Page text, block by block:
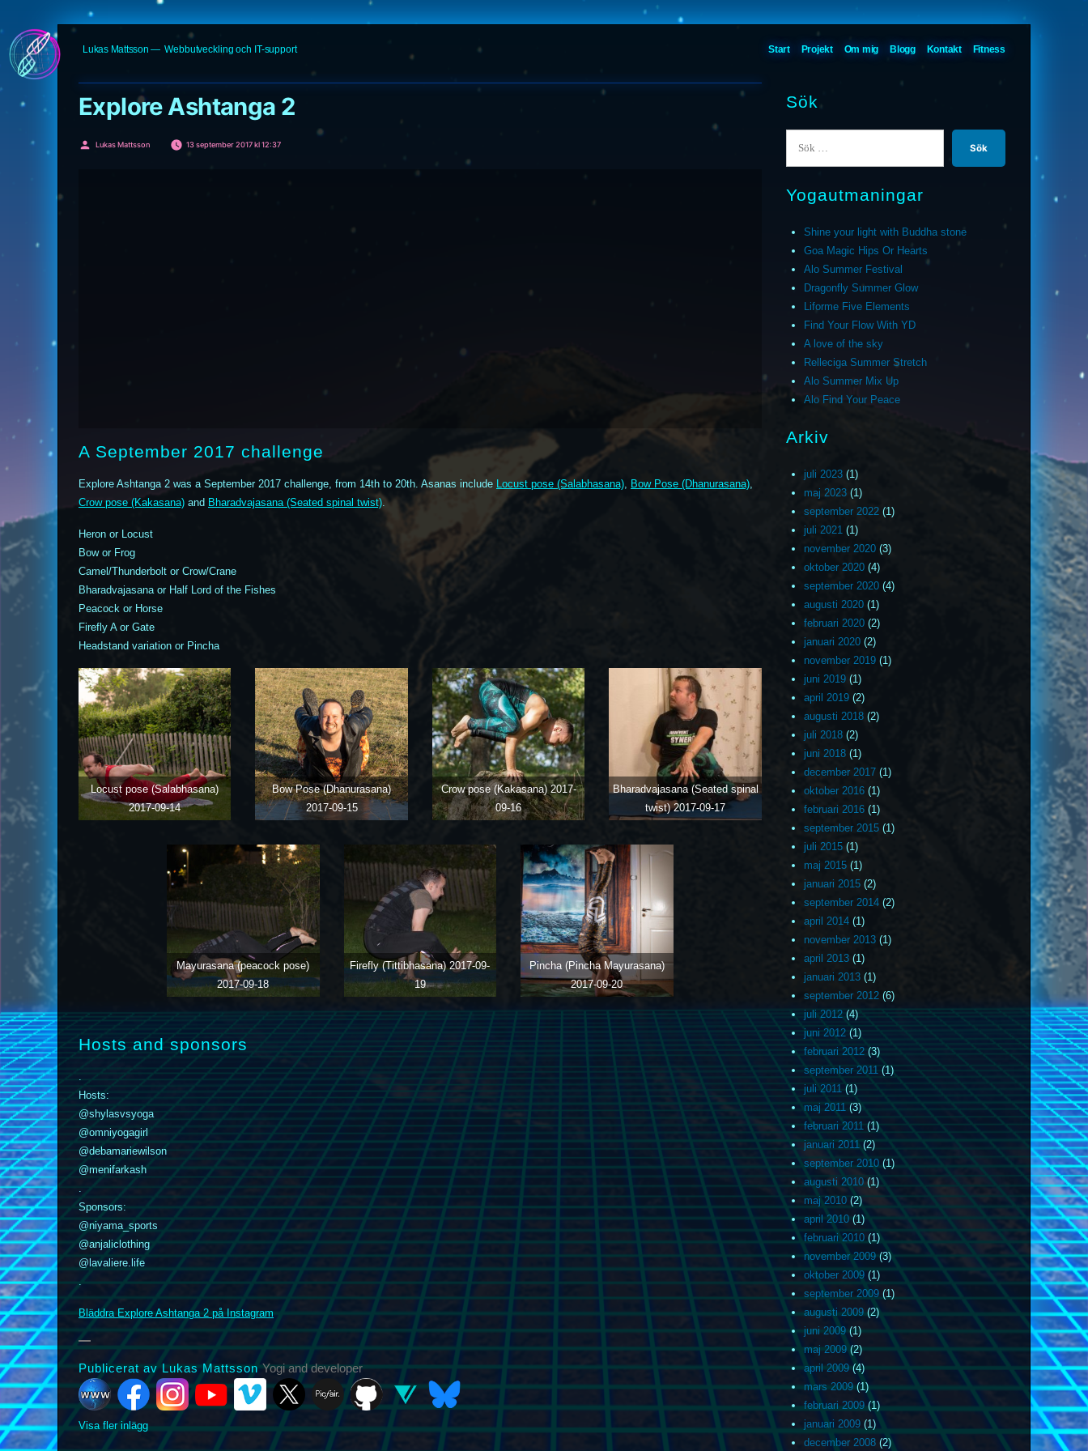
Hoppa
till
Lukas Mattsson Webbutveckling och IT-support Start Projekt Om mig Blogg Kontakt Fitness
Explore Ashtanga 2
Publicerat
Lukas Mattsson 13 september 2017 kl 12:37
A September 2017 challenge
Explore Ashtanga 2 was a September 2017 challenge, from 14th to 20th. Asanas include Locust pose (Salabhasana), Bow Pose (Dhanurasana),
Crow pose (Kakasana) and Bharadvajasana (Seated spinal twist).
Heron or Locust
Bow or Frog
Camel/Thunderbolt or Crow/Crane
Bharadvajasana or Half Lord of the Fishes
Peacock or Horse
Firefly A or Gate
Headstand variation or Pincha
Locust pose (Salabhasana)
2017-09-14
Bow Pose (Dhanurasana)
2017-09-15
Crow pose (Kakasana) 2017-
09-16
Bharadvajasana (Seated spinal
twist)2017-09-17
Mayurasana (peacock pose)
2017-09-18
Firefly (Tittibhasana)2017-09-
19
Pincha (Pincha Mayurasana)
2017-09-20
Hosts and sponsors
.
Hosts:
@shylasvsyoga
@omniyogagirl
@debamariewilson
@menifarkash
.
Sponsors:
@niyama_sports
@anjaliclothing
@lavaliere.life
.
Bläddra Explore Ashtanga 2 på Instagram
Publicerat av Lukas MattssonYogi and developer
YouTube Vimeo X Picfair Github Vero Bluesky
Visa fler inlägg
Sök
Yogautmaningar
Shine your light with Buddha stone
Goa Magic Hips Or Hearts
Alo Summer Festival
Dragonfly Summer Glow
Liforme Five Elements
Find Your Flow With YD
A love of the sky
Relleciga Summer Stretch
Alo Summer Mix Up
Alo Find Your Peace
Arkiv
juli 2023(1)
maj 2023(1)
september 2022(1)
juli 2021(1)
november 2020(3)
oktober 2020(4)
september 2020(4)
augusti 2020(1)
februari 2020(2)
januari 2020(2)
november 2019(1)
juni 2019(1)
april 2019(2)
augusti 2018(2)
juli 2018(2)
juni 2018(1)
december 2017(1)
oktober 2016(1)
februari 2016(1)
september 2015(1)
juli 2015(1)
maj 2015(1)
januari 2015(2)
september 2014(2)
april 2014(1)
november 2013(1)
april 2013(1)
januari 2013(1)
september 2012(6)
juli 2012(4)
juni 2012(1)
februari 2012(3)
september 2011(1)
juli 2011(1)
maj 2011(3)
februari 2011(1)
januari 2011(2)
september 2010(1)
augusti 2010(1)
maj 2010(2)
april 2010(1)
februari 2010(1)
november 2009(3)
oktober 2009(1)
september 2009(1)
augusti 2009(2)
juni 2009(1)
maj 2009(2)
april 2009(4)
mars 2009(1)
februari 2009(1)
januari 2009(1)
december 2008(2)